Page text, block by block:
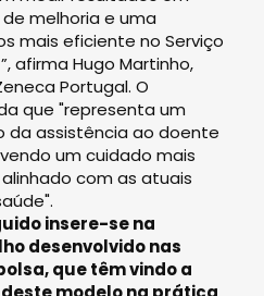
melhoria e uma
mais eficiente no Serviço
afirma Hugo Martinho,
Portugal. O
que "representa um
da assistência ao doente
um cuidado mais
com as atuais
insere-se na
desenvolvido nas
que têm vindo a